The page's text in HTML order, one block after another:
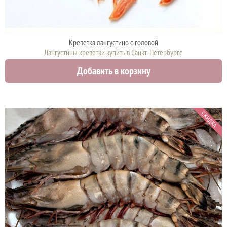
Креветка лангустинo с головой
Лангустины креветки купить в Санкт-Петербурге
Добавить в корзину
СКИДКА